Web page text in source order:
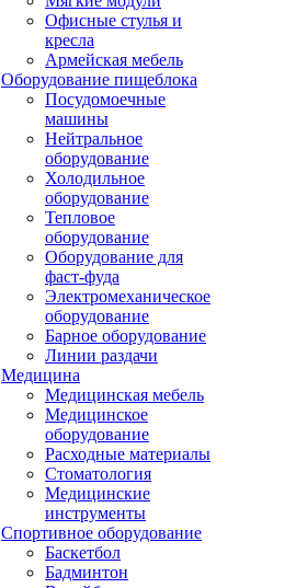
Офисные стулья и
кресла
Армейская мебель
Оборудование пищеблока
Посудомоечные
машины
Нейтральное
оборудование
Холодильное
оборудование
Тепловое
оборудование
Оборудование для
фаст-фуда
Электромеханическое
оборудование
Барное оборудование
Линии раздачи
Медицина
Медицинская мебель
Медицинское
оборудование
Расходные материалы
Стоматология
Медицинские
инструменты
Спортивное оборудование
Баскетбол
Бадминтон